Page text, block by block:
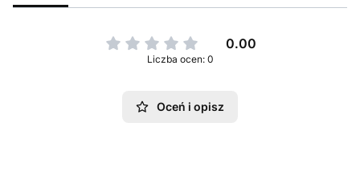
0.00
Liczba ocen: 0
Oceń i opisz